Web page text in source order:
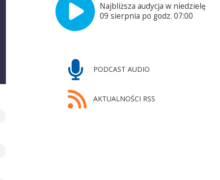
Najbliższa audycja w niedzielę,
09 sierpnia po godz. 07:00
PODCAST AUDIO
AKTUALNOŚCI RSS